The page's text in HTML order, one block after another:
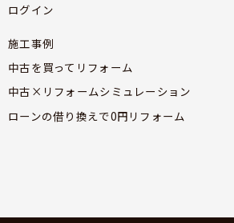
ログイン
施工事例
中古を買ってリフォーム
中古×リフォームシミュレーション
ローンの借り換えで0円リフォーム